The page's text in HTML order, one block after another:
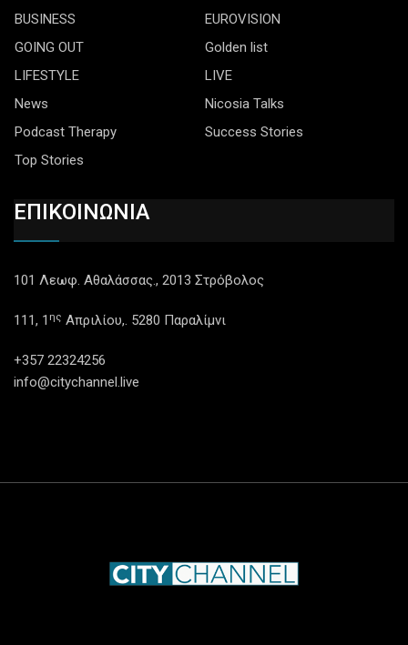
BUSINESS
EUROVISION
GOING OUT
Golden list
LIFESTYLE
LIVE
News
Nicosia Talks
Podcast Therapy
Success Stories
Top Stories
ΕΠΙΚΟΙΝΩΝΙΑ
101 Λεωφ. Αθαλάσσας., 2013 Στρόβολος
111, 1 ης Απριλίου,. 5280 Παραλίμνι
+357 22324256
info@citychannel.live